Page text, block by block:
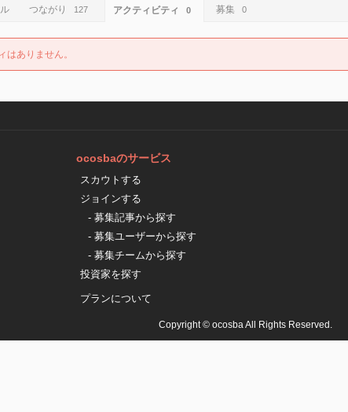
つながり 127 アクティビティ 0 募集 0
はありません。
ocosbaのサービス
スカウトする
ジョインする
- 募集記事から探す
- 募集ユーザーから探す
- 募集チームから探す
投資家を探す
プランについて
Copyright © ocosba All Rights Reserved.